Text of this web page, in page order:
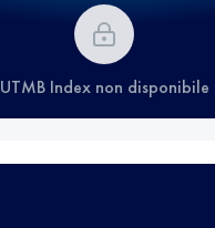
UTMB Index non disponibile